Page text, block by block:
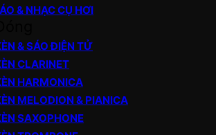
& NHẠC CỤ HƠI
& SÁO ĐIỆN TỬ
CLARINET
HARMONICA
MELODION & PIANICA
SAXOPHONE